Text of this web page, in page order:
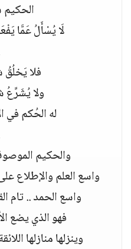
لَا يُسْأَلُ عَمَّا
فلا يَخلُقُ
ولا
له الحُكم في
والحكيم
واسع العلم والإطلاع
واسع الحمد .. تام
فهو الذي يضع
وينزلها منازلها